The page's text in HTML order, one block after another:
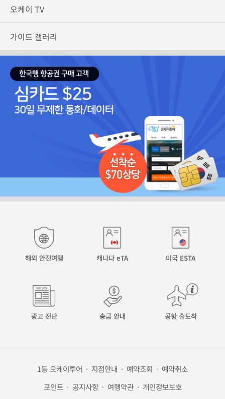
오케이 TV
가이드 갤러리
해외 안전여행 캐나다 eTA 미국 ESTA
광고 전단 송금 안내 공항 출도착
1등 오케이투어 · 지점안내 · 예약조회 · 예약취소
포인트 · 공지사항 · 여행약관 · 개인정보보호